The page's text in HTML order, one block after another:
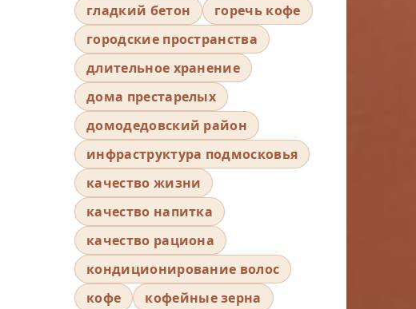
гладкий бетон
горечь кофе
городские пространства
длительное хранение
дома престарелых
домодедовский район
инфраструктура подмосковья
качество жизни
качество напитка
качество рациона
кондиционирование волос
кофе
кофейные зерна